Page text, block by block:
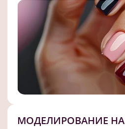
МОДЕЛИРОВАНИЕ НА